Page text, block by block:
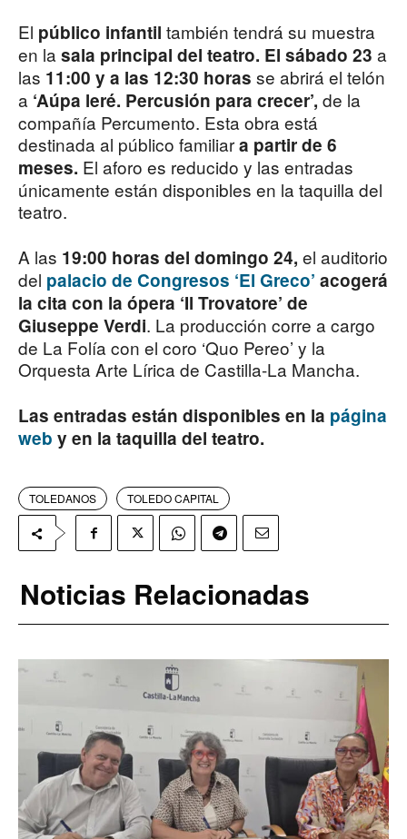
El público infantil también tendrá su muestra
en la sala principal del teatro. El sábado 23 a
las 11:00 y a las 12:30 horas se abrirá el telón
a ‘Aúpa leré. Percusión para crecer’, de la
compañía Percumento. Esta obra está
destinada al público familiara partir de 6
meses. El aforo es reducido y las entradas
únicamente están disponibles en la taquilla del
teatro.
A las 19:00 horas del domingo 24, el auditorio
del palacio de Congresos ‘El Greco’ acogerá
la cita con la ópera ‘Il Trovatore’ de
Giuseppe Verdi. La producción corre a cargo
de La Folía con el coro ‘Quo Pereo’ y la
Orquesta Arte Lírica de Castilla-La Mancha.
Las entradas están disponibles en la página
web y en la taquilla del teatro.
TOLEDANOS TOLEDO CAPITAL
Noticias Relacionadas